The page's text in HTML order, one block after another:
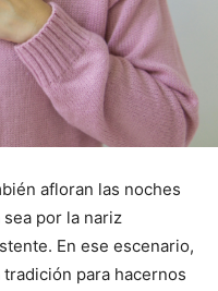
afloran las noches
por la nariz
En ese escenario,
para hacernos